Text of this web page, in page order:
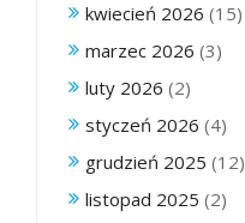
kwiecień 2026 (15)
marzec 2026 (3)
luty 2026 (2)
styczeń 2026 (4)
grudzień 2025 (12)
listopad 2025 (2)